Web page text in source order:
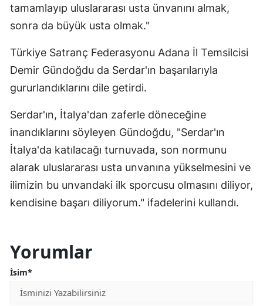
tamamlayıp uluslararası usta ünvanını almak,
sonra da büyük usta olmak."
Türkiye Satranç Federasyonu Adana İl Temsilcisi
Demir Gündoğdu da Serdar'ın başarılarıyla
gururlandıklarını dile getirdi.
Serdar'ın, İtalya'dan zaferle döneceğine
inandıklarını söyleyen Gündoğdu, "Serdar'ın
İtalya'da katılacağı turnuvada, son normunu
alarak uluslararası usta unvanına yükselmesini ve
ilimizin bu unvandaki ilk sporcusu olmasını diliyor,
kendisine başarı diliyorum." ifadelerini kullandı.
Yorumlar
İsim*